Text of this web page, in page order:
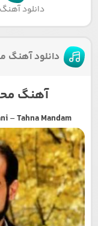
دانلود
دانلود آهنگ
آهنگ
–Tahna Mandam